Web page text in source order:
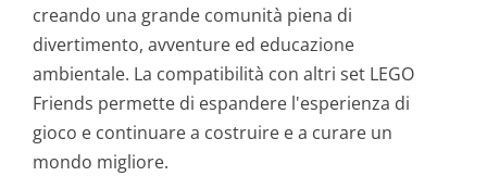
creando una grande comunità piena di
divertimento, avventure ed educazione
ambientale. La compatibilità con altri set LEGO
Friends permette di espandere l'esperienza di
gioco e continuare a costruire e a curare un
mondo migliore.